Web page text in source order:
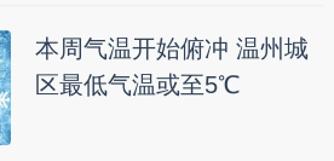
本周气温开始俯冲 温州城
区最低气温或至5℃